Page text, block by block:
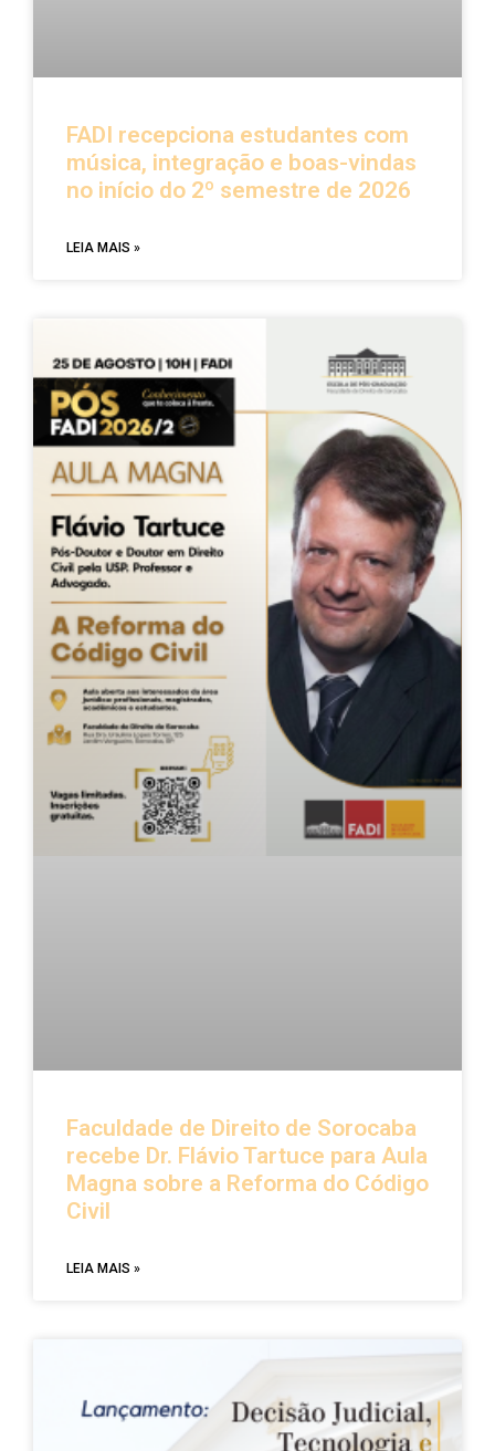
FADI recepciona estudantes com
música, integração e boas-vindas
no início do 2º semestre de 2026
LEIA MAIS »
Faculdade de Direito de Sorocaba
recebe Dr. Flávio Tartuce para Aula
Magna sobre a Reforma do Código
Civil
LEIA MAIS »